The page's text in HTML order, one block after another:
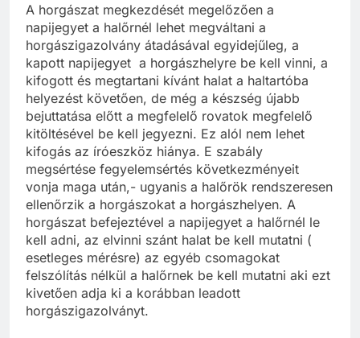
A horgászat megkezdését megelőzően a
napijegyet a halőrnél lehet megváltani a
horgászigazolvány átadásával egyidejűleg, a
kapott napijegyet a horgászhelyre be kell vinni, a
kifogott és megtartani kívánt halat a haltartóba
helyezést követően, de még a készség újabb
bejuttatása előtt a megfelelő rovatok megfelelő
kitöltésével be kell jegyezni. Ez alól nem lehet
kifogás az íróeszköz hiánya. E szabály
megsértése fegyelemsértés következményeit
vonja maga után,- ugyanis a halőrök rendszeresen
ellenőrzik a horgászokat a horgászhelyen. A
horgászat befejeztével a napijegyet a halőrnél le
kell adni, az elvinni szánt halat be kell mutatni (
esetleges mérésre) az egyéb csomagokat
felszólítás nélkül a halőrnek be kell mutatni aki ezt
kivetően adja ki a korábban leadott
horgászigazolványt.